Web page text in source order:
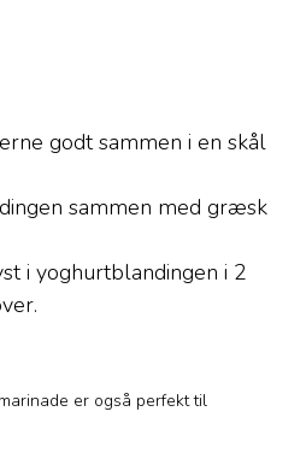
godt sammen i en skål
sammen med græsk
i yoghurtblandingen i 2
er også perfekt til